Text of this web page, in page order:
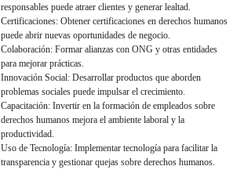
responsables puede atraer clientes y generar lealtad.
Certificaciones: Obtener certificaciones en derechos humanos
puede abrir nuevas oportunidades de negocio.
Colaboración: Formar alianzas con ONG y otras entidades
para mejorar prácticas.
Innovación Social: Desarrollar productos que aborden
problemas sociales puede impulsar el crecimiento.
Capacitación: Invertir en la formación de empleados sobre
derechos humanos mejora el ambiente laboral y la
productividad.
Uso de Tecnología: Implementar tecnología para facilitar la
transparencia y gestionar quejas sobre derechos humanos.